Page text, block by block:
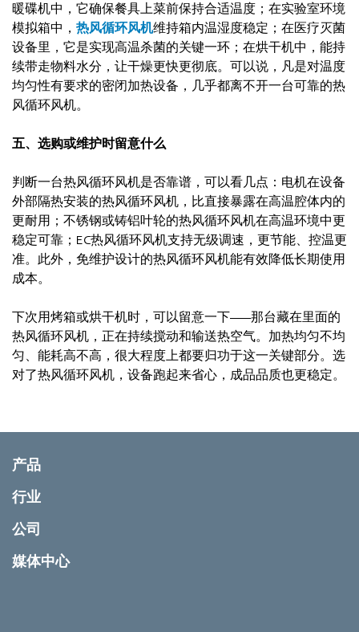
暖碟机中，它确保餐具上菜前保持合适温度；在实验室环境
模拟箱中， 热风循环风机维持箱内温湿度稳定；在医疗灭菌
设备里，它是实现高温杀菌的关键一环；在烘干机中，能持
续带走物料水分，让干燥更快更彻底。可以说，凡是对温度
均匀性有要求的密闭加热设备，几乎都离不开一台可靠的热
风循环风机。
五、选购或维护时留意什么
判断一台热风循环风机是否靠谱，可以看几点：电机在设备
外部隔热安装的热风循环风机，比直接暴露在高温腔体内的
更耐用；不锈钢或铸铝叶轮的热风循环风机在高温环境中更
稳定可靠；EC热风循环风机支持无级调速，更节能、控温更
准。此外，免维护设计的热风循环风机能有效降低长期使用
成本。
下次用烤箱或烘干机时，可以留意一下——那台藏在里面的
热风循环风机，正在持续搅动和输送热空气。加热均匀不均
匀、能耗高不高，很大程度上都要归功于这一关键部分。选
对了热风循环风机，设备跑起来省心，成品品质也更稳定。
产品
行业
公司
媒体中心